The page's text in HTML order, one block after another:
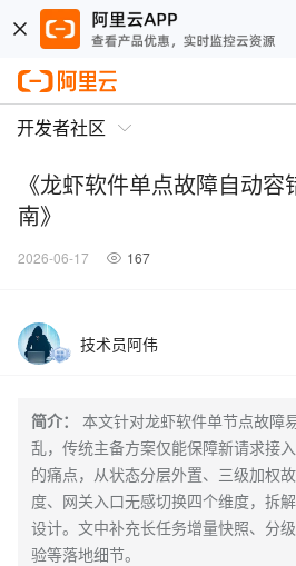
开发者社区
《龙虾软件单点故障自动
南》
2026-06-17 167
技术员阿伟
简介：
本文针对龙虾软件单节点故障
乱，传统主备方案仅能保障新请求接
的痛点，从状态分层外置、三级加权
度、网关入口无感切换四个维度，拆
设计。文中补充长任务增量快照、分
验等落地细节。